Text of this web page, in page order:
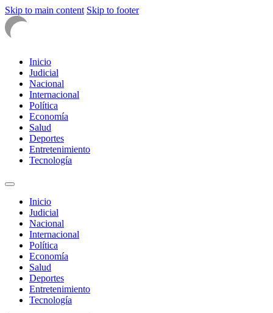
Skip to main content Skip to footer
Inicio
Judicial
Nacional
Internacional
Política
Economía
Salud
Deportes
Entretenimiento
Tecnología
Inicio
Judicial
Nacional
Internacional
Política
Economía
Salud
Deportes
Entretenimiento
Tecnología